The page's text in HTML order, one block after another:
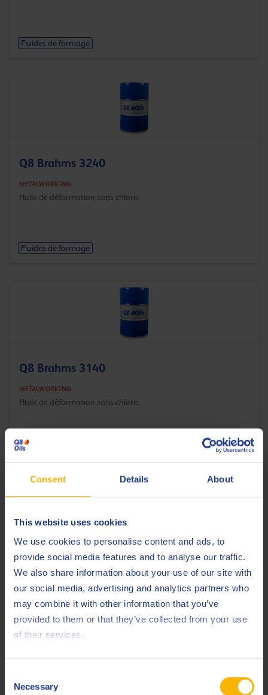
Consent Details About
This website uses cookies
We use cookies to personalise content and ads, to
provide social media features and to analyse our traffic.
We also share information about your use of our site with
our social media, advertising and analytics partners who
may combine it with other information that you’ve
provided to them or that they’ve collected from your use
of their services.
Selection
Necessary
Fluides de formage
Q8 Brahms 3240
METALWORKING
Huile de déformation sans chlore.
Fluides de formage
Q8 Brahms 3140
METALWORKING
Huile de déformation sans chlore.
Fluides de formage
Q8 Brahms 3130
METALWORKING
Huile de déformation sans chlore.
Fluides de formage